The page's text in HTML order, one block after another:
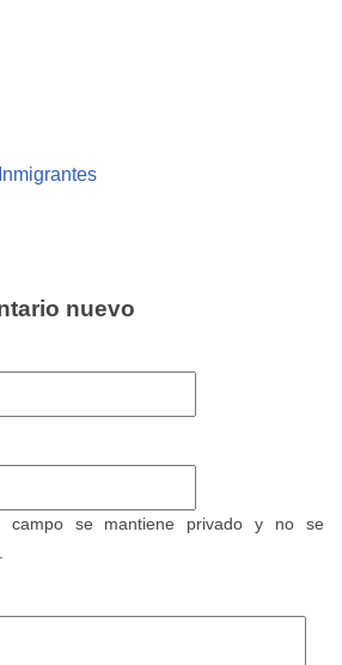
nuevo
campo se mantiene privado y no se